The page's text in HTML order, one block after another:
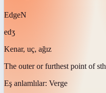
EdgeN
edʒ
Kenar, uç, ağız
The outer or furthest point of sth
Eş anlamlılar: Verge